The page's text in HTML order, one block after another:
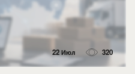
22 Июл 320